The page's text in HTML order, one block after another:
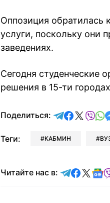
Оппозиция обратилась
услуги, поскольку они
заведениях.
Сегодня студенческие
решения в 15-ти
Поделиться: отправить
Теги: КАБМИН
Читайте нас в: Читайте в